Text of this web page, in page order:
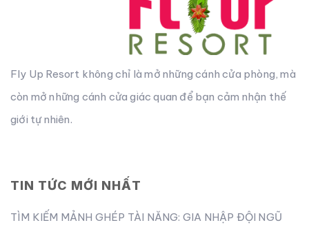
Fly Up Resort không chỉ là mở những cánh cửa phòng, mà
còn mở những cánh cửa giác quan để bạn cảm nhận thế
giới tự nhiên.
TIN TỨC MỚI NHẤT
TÌM KIẾM MẢNH GHÉP TÀI NĂNG: GIA NHẬP ĐỘI NGŨ